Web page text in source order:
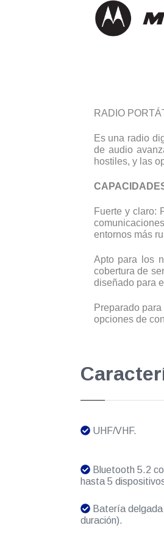
RADIO
Es una radio
de audio
hostiles, y las
Fuerte y claro:
entornos más
Apto para los
cobertura de
diseñado para
Preparado
opciones de
UHF/VHF.
Bluetooth 5.2
hasta 5
Batería
duración).